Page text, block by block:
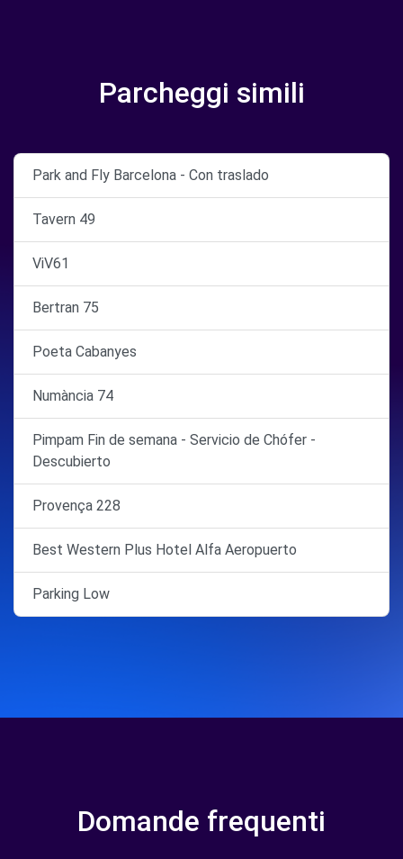
Parcheggi simili
Park and Fly Barcelona - Con traslado
Tavern 49
ViV61
Bertran 75
Poeta Cabanyes
Numància 74
Pimpam Fin de semana - Servicio de Chófer -
Descubierto
Provença 228
Best Western Plus Hotel Alfa Aeropuerto
Parking Low
Domande frequenti